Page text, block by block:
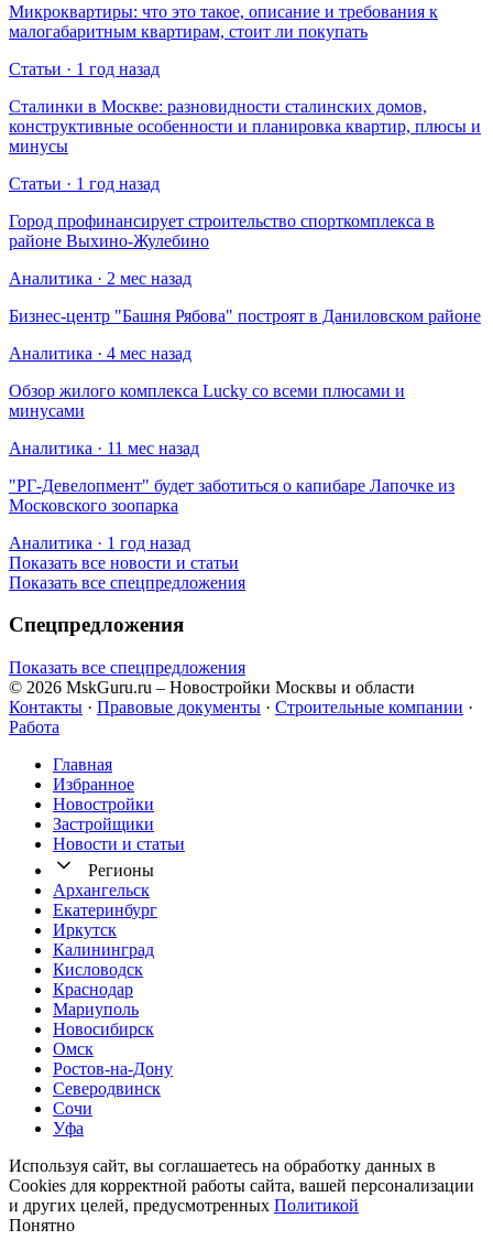
Микроквартиры: что это такое, описание и требования к
малогабаритным квартирам, стоит ли покупать
Статьи · 1 год назад
Сталинки в Москве: разновидности сталинских домов,
конструктивные особенности и планировка квартир, плюсы и
минусы
Статьи · 1 год назад
Город профинансирует строительство спорткомплекса в
районе Выхино-Жулебино
Аналитика · 2 мес назад
Бизнес-центр "Башня Рябова" построят в Даниловском районе
Аналитика · 4 мес назад
Обзор жилого комплекса Lucky со всеми плюсами и
минусами
Аналитика · 11 мес назад
​"РГ-Девелопмент" будет заботиться о капибаре Лапочке из
Московского зоопарка
Аналитика · 1 год назад
Показать все новости и статьи
Показать все спецпредложения
Спецпредложения
Показать все спецпредложения
© 2026 MskGuru.ru – Новостройки Москвы и области
Контакты · Правовые документы · Строительные компании ·
Работа
Главная
Избранное
Новостр ойки
Застройщики
Новости и статьи
Регионы
Архангельск
Екатеринбург
Иркутск
Калининград
Кисловодск
Краснодар
Мариуполь
Новосибирск
Омск
Ростов-на-Дону
Северодвинск
Сочи
Уфа
Используя сайт, вы соглашаетесь на обработку данных в
Cookies для корректной работы сайта, вашей персонализации
и других целей, предусмотренных Политикой
Понятно